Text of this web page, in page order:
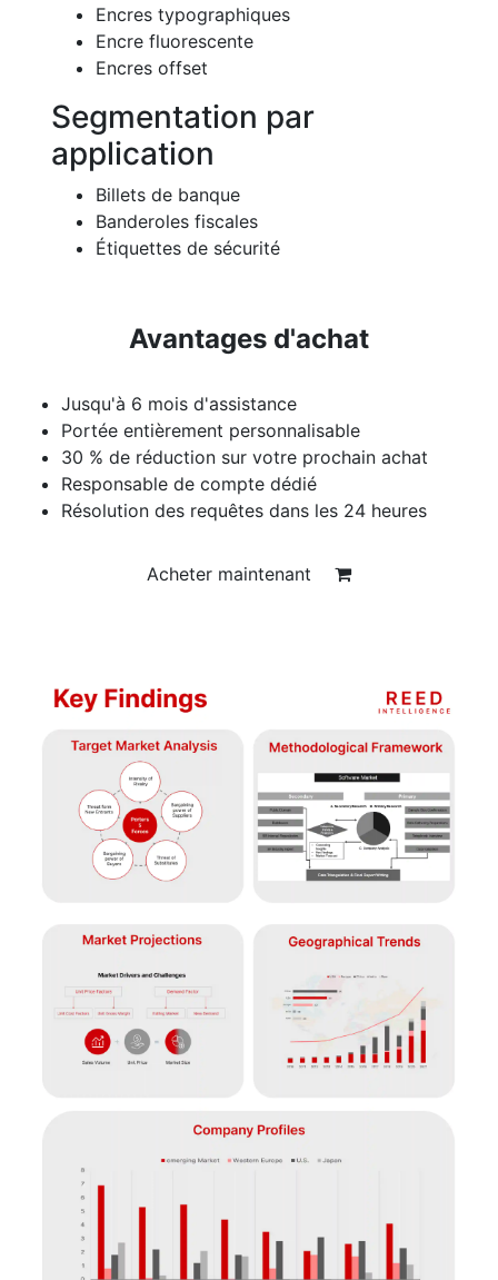
Encres typographiques
Encre fluorescente
Encres offset
Segmentation par
application
Billets de banque
Banderoles fiscales
Étiquettes de sécurité
Avantages d'achat
Jusqu'à 6 mois d'assistance
Portée entièrement personnalisable
30 % de réduction sur votre prochain achat
Responsable de compte dédié
Résolution des requêtes dans les 24 heures
Acheter maintenant